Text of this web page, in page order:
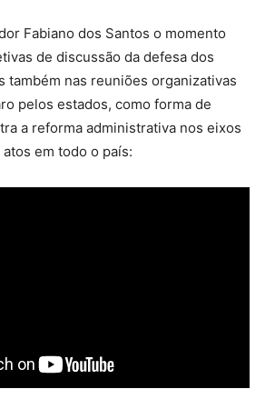
Fabiano dos Santos o momento
de discussão da defesa dos
também nas reuniões organizativas
pelos estados, como forma de
a reforma administrativa nos eixos
em todo o país: